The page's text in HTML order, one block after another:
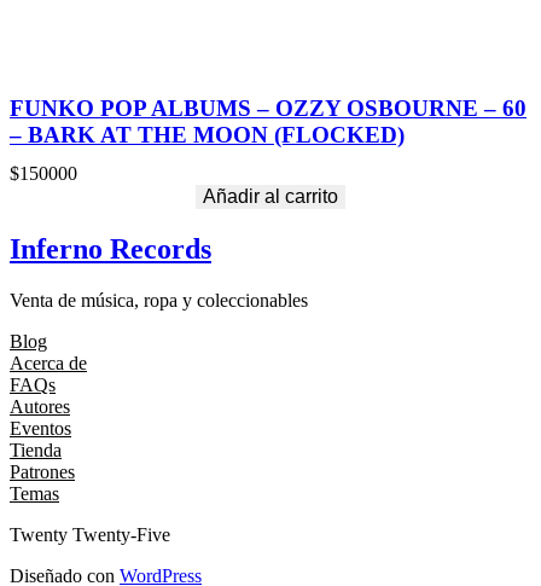
FUNKO POP ALBUMS – OZZY OSBOURNE – 60
– BARK AT THE MOON (FLOCKED)
$150000
Añadir al carrito
Inferno Records
Venta de música, ropa y coleccionables
Blog
Acerca de
FAQs
Autores
Eventos
Tienda
Patrones
Temas
Twenty Twenty-Five
Diseñado con WordPress